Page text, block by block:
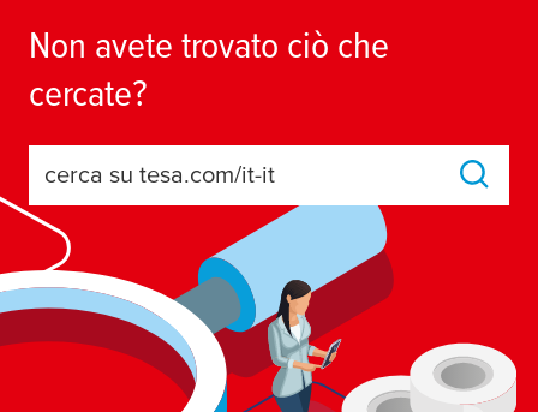
Non avete trovato ciò che
cercate?
cerca su tesa.com/it-it